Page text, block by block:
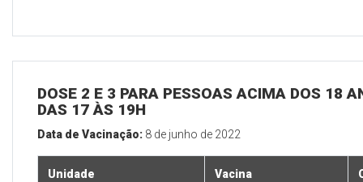
DOSE 2 E 3 PARA PESSOAS ACIMA DOS 18
DAS 17 ÀS 19H
Data de Vacinação: 8 de junho de 2022
Unidade Vacina